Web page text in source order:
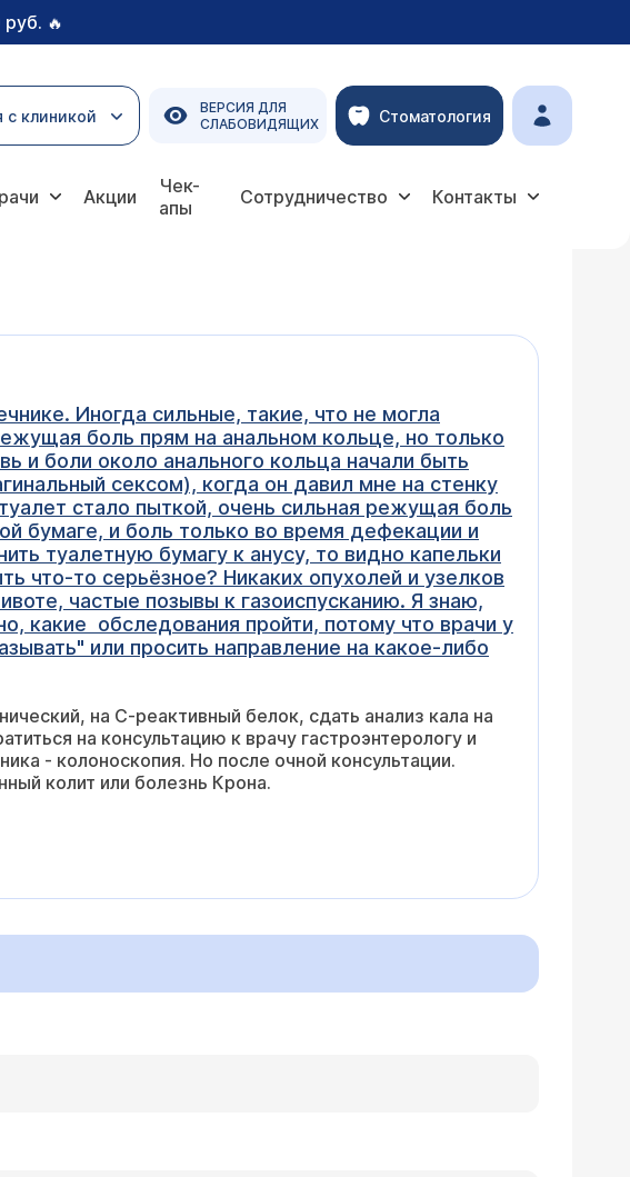
🔥
с клиникой
ВЕРСИЯ ДЛЯ
СЛАБОВИДЯЩИХ
Стоматология
Акции
Чек-
апы
Сотрудничество Контакты
Иногда сильные, такие, что не могла
боль прям на анальном кольце, но только
и боли около анального кольца начали быть
сексом), когда он давил мне на стенку
стало пыткой, очень сильная режущая боль
бумаге, и боль только во время дефекации и
туалетную бумагу к анусу, то видно капельки
что-то серьёзное? Никаких опухолей и узелков
частые позывы к газоиспусканию. Я знаю,
какие обследования пройти, потому что врачи у
или просить направление на какое-либо
на С-реактивный белок, сдать анализ кала на
на консультацию к врачу гастроэнтерологу и
- колоноскопия. Но после очной консультации.
колит или болезнь Крона.